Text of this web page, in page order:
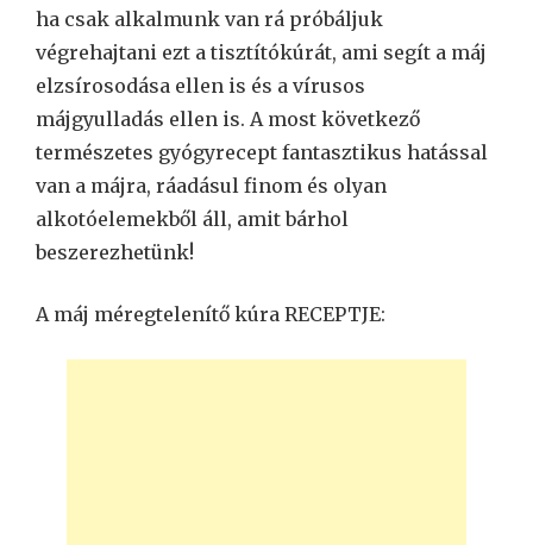
ha csak alkalmunk van rá próbáljuk
végrehajtani ezt a tisztítókúrát, ami segít a máj
elzsírosodása ellen is és a vírusos
májgyulladás ellen is. A most következő
természetes gyógyrecept fantasztikus hatással
van a májra, ráadásul finom és olyan
alkotóelemekből áll, amit bárhol
beszerezhetünk!
A máj méregtelenítő kúra RECEPTJE: